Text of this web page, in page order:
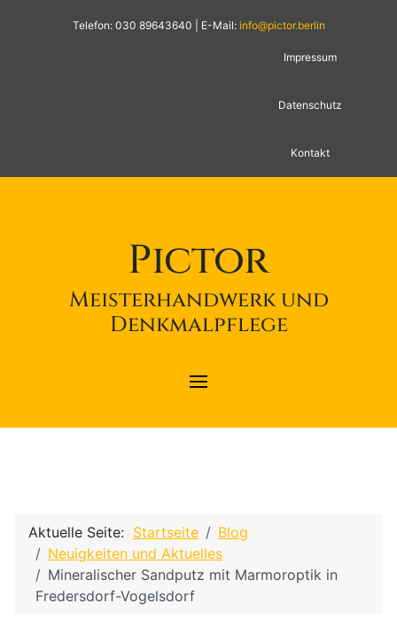
Telefon: 030 89643640 | E-Mail: info@pictor.berlin
Impressum
Datenschutz
Kontakt
Pictor
Meisterhandwerk und
Denkmalpflege
Aktuelle Seite: Startseite
Blog
Neuigkeiten und Aktuelles
Mineralischer Sandputz mit Marmoroptik in
Fredersdorf-Vogelsdorf